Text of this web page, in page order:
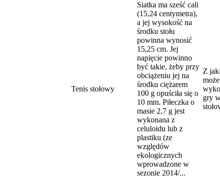
Tenis stołowy
Siatka ma sześć cali
(15,24 centymetra),
a jej wysokość na
środku stołu
powinna wynosić
15,25 cm. Jej
napięcie powinno
być takie, żeby przy
obciążeniu jej na
środku ciężarem
100 g opuściła się o
10 mm. Piłeczka o
masie 2,7 g jest
wykonana z
celuloidu lub z
plastiku (ze
względów
ekologicznych
wprowadzone w
sezonie 2014/...
Z
gry